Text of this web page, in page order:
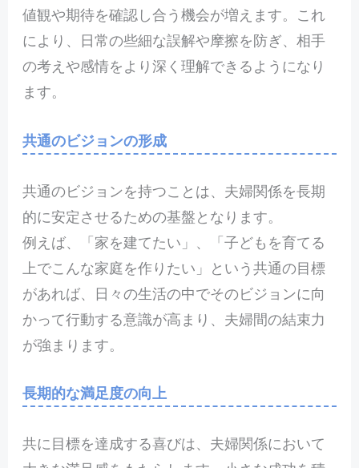
値観や期待を確認し合う機会が増えます。これ
により、日常の些細な誤解や摩擦を防ぎ、相手
の考えや感情をより深く理解できるようになり
ます。
共通のビジョンの形成
共通のビジョンを持つことは、夫婦関係を長期
的に安定させるための基盤となります。
例えば、「家を建てたい」、「子どもを育てる
上でこんな家庭を作りたい」という共通の目標
があれば、日々の生活の中でそのビジョンに向
かって行動する意識が高まり、夫婦間の結束力
が強まります。
長期的な満足度の向上
共に目標を達成する喜びは、夫婦関係において